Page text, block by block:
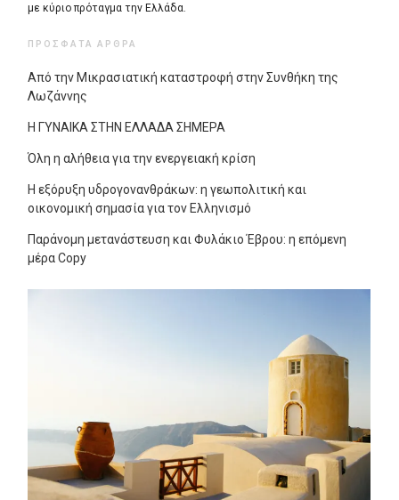
με κύριο πρόταγμα την Ελλάδα.
ΠΡΌΣΦΑΤΑ ΆΡΘΡΑ
Από την Μικρασιατική καταστροφή στην Συνθήκη της
Λωζάννης
Η ΓΥΝΑΙΚΑ ΣΤΗΝ ΕΛΛΑΔΑ ΣΗΜΕΡΑ
Όλη η αλήθεια για την ενεργειακή κρίση
Η εξόρυξη υδρογονανθράκων: η γεωπολιτική και
οικονομική σημασία για τον Ελληνισμό
Παράνομη μετανάστευση και Φυλάκιο Έβρου: η επόμενη
μέρα Copy